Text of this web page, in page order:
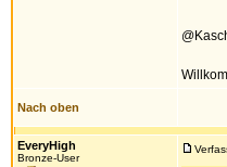
Nach oben
EveryHigh
Bronze-User